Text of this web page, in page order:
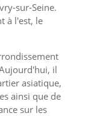
sur-Seine.
à l'est, le
il
asiatique,
ainsi que de
sur les